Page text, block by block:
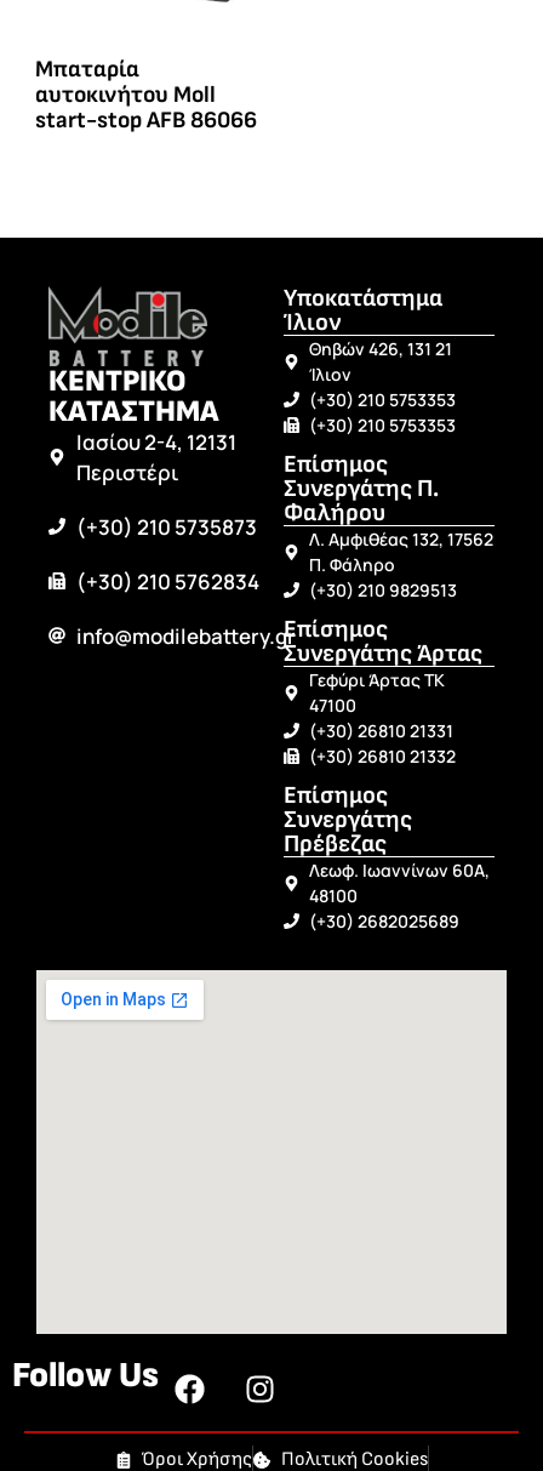
Μπαταρία
αυτοκινήτου Moll
start-stop AFB 86066
ΚΕΝΤΡΙΚΟ
ΚΑΤΑΣΤΗΜΑ
Ιασίου 2-4, 12131
Περιστέρι
(+30) 210 5735873
(+30) 210 5762834
info@modilebattery.gr
Υποκατάστημα
Ίλιον
Θηβών 426, 131 21
Ίλιον
(+30) 210 5753353
(+30) 210 5753353
Επίσημος
Συνεργάτης Π.
Φαλήρου
Λ. Αμφιθέας 132, 17562
Π. Φάληρο
(+30) 210 9829513
Επίσημος
Συνεργάτης Άρτας
Γεφύρι Άρτας ΤΚ
47100
(+30) 26810 21331
(+30) 26810 21332
Επίσημος
Συνεργάτης
Πρέβεζας
Λεωφ. Ιωαννίνων 60Α,
48100
(+30) 2682025689
Follow Us
Όροι Χρήσης Πολιτική Cookies